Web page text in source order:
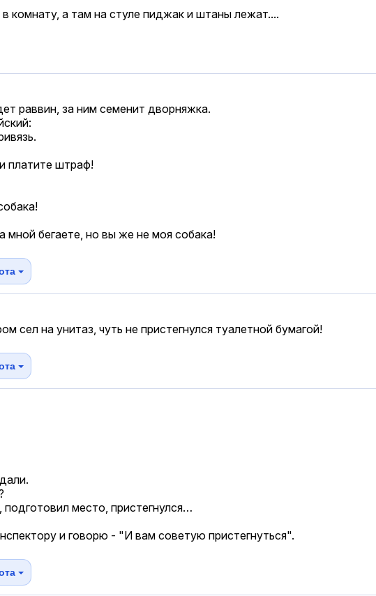
комнату, а там на стуле пиджак и штаны лежат....
раввин, за ним семенит дворняжка.
платите штраф!
мной бегаете, но вы же не моя собака!
сел на унитаз, чуть не пристегнулся туалетной бумагой!
место, пристегнулся…
и говорю - "И вам советую пристегнуться".